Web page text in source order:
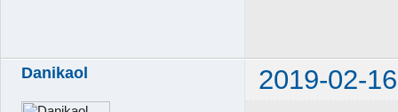
Danikaol 2019-02-